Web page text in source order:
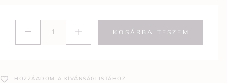
KOSÁRBA TESZEM
HOZZÁADOM A KÍVÁNSÁGLISTÁHOZ